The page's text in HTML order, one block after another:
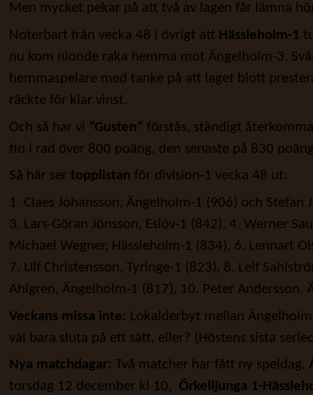
Men mycket pekar på att två av lagen får lämna
Noterbart från vecka 48 i övrigt attHässleholm-1
nu kom nionde raka hemma mot Ängelholm-3.
hemmaspelare med tanke på att laget blott
räckte för klar vinst.
Och så har vi ”Gusten” förstås, ständigt
tio i rad över 800 poäng, den senaste på 830
Så här ser topplistan för division-1 vecka 48 ut:
1. Claes Johansson, Ängelholm-1 (906) och Stefan
3. Lars-Göran Jönsson, Eslöv-1 (842), 4. Werner
Michael Wegner, Hässleholm-1 (834), 6. Lennart
7. Ulf Christensson, Tyringe-1 (823), 8. Leif
Ahlgren, Ängelholm-1 (817), 10. Peter Andersson,
Veckans missa inte: Lokalderbyt mellan
väl bara sluta på ett sätt, eller? (Höstens sista
Nya matchdagar: Två matcher har fått ny speldag,
torsdag 12 december kl 10, Örkelljunga 1-